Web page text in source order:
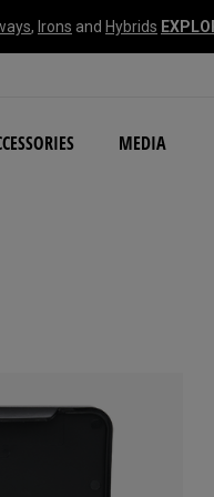
, Irons and Hybrids
MEDIA
NEW Damascus